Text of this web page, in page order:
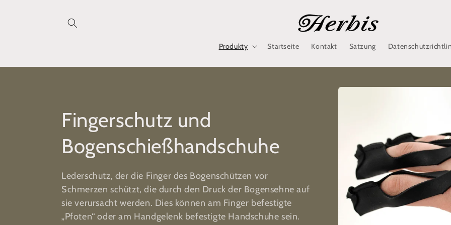
Produkty Startseite Kontakt Satzung
K
a
t
e
Fingerschutz und
Bogenschießhandschuhe
Lederschutz, der die Finger des Bogenschützen vor
Schmerzen schützt, die durch den Druck der Bogensehne auf
sie verursacht werden. Dies können am Finger befestigte
„Pfoten“ oder am Handgelenk befestigte Handschuhe sein.